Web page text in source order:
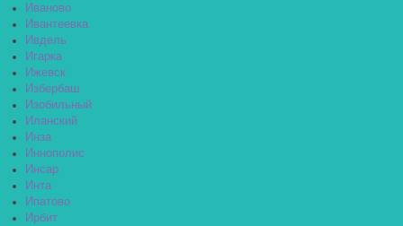
Иваново
Ивантеевка
Ивдель
Игарка
Ижевск
Избербаш
Изобильный
Иланский
Инза
Иннополис
Инсар
Инта
Ипатово
Ирбит